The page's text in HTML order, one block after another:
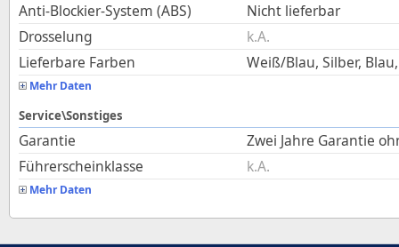
Anti-Blockier-System (ABS)
Nicht lieferbar
Drosselung
k.A.
Lieferbare Farben
Weiß/Blau, Silber,
Mehr Daten
Service\Sonstiges
Garantie
Zwei Jahre Garantie
Führerscheinklasse
k.A.
Mehr Daten